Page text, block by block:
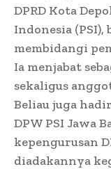
DPRD Kota
Indonesia
membidangi
Ia menjabat
sekaligus
Beliau juga
DPW PSI Jawa
kepengurusan
diadakannya